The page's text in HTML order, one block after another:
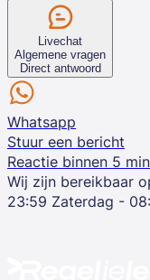
Livechat
Algemene vragen
Direct antwoord
Whatsapp
Stuur een bericht
Reactie binnen 5
Wij zijn bereikbaar
23:59 Zaterdag -